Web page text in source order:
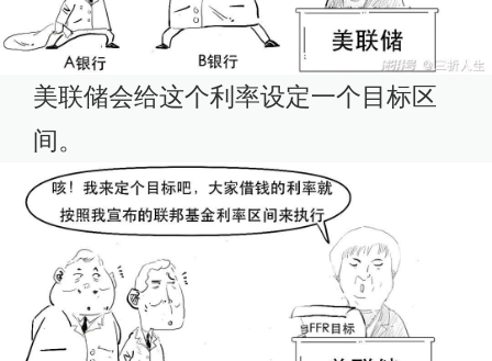
美联储会给这个利率设定一个目标区
间。